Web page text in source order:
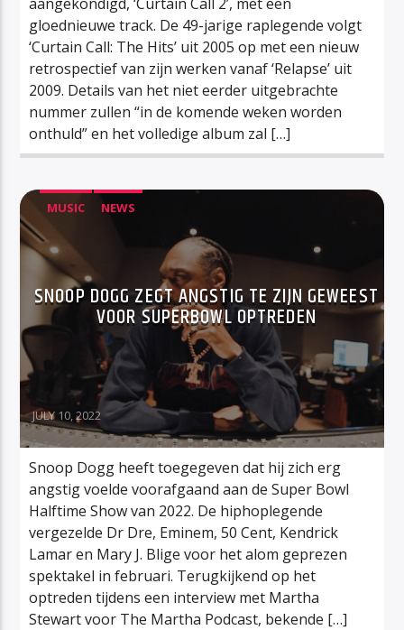
gloednieuwe track. De 49-jarige raplegende volgt
‘Curtain Call: The Hits’ uit 2005 op met een nieuw
retrospectief van zijn werken vanaf ‘Relapse’ uit
2009. Details van het niet eerder uitgebrachte
nummer zullen “in de komende weken worden
onthuld” en het volledige album zal […]
MUSIC NEWS
SNOOP DOGG ZEGT ANGSTIG TE ZIJN GEWEEST
VOOR SUPERBOWL OPTREDEN
JULY 10, 2022
Snoop Dogg heeft toegegeven dat hij zich erg
angstig voelde voorafgaand aan de Super Bowl
Halftime Show van 2022. De hiphoplegende
vergezelde Dr Dre, Eminem, 50 Cent, Kendrick
Lamar en Mary J. Blige voor het alom geprezen
spektakel in februari. Terugkijkend op het
optreden tijdens een interview met Martha
Stewart voor The Martha Podcast, bekende […]